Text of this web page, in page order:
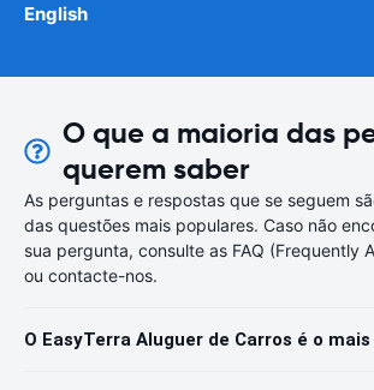
English
O que a maioria das
querem saber
As perguntas e respostas que se seguem
das questões mais populares. Caso não
sua pergunta, consulte as FAQ (Frequently
ou contacte-nos.
O EasyTerra Aluguer de Carros é o